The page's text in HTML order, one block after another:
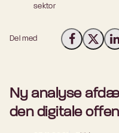
sektor
Del med Del påDel på
Ny analyse
den digitale